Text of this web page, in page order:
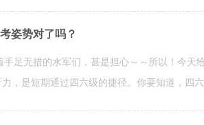
姿势对了吗？
足无措的水军们，甚是担心～～所以！今天
，是短期通过四六级的捷径。你要知道，四